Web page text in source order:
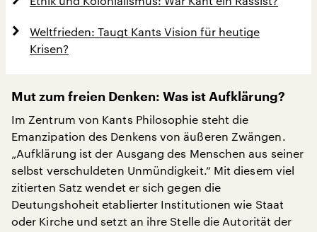
Weltfrieden: Taugt Kants Vision für heutige
Krisen?
Mut zum freien Denken: Was ist Aufklärung?
Im Zentrum von Kants Philosophie steht die
Emanzipation des Denkens von äußeren Zwängen.
„Aufklärung ist der Ausgang des Menschen aus seiner
selbst verschuldeten Unmündigkeit.“ Mit diesem viel
zitierten Satz wendet er sich gegen die
Deutungshoheit etablierter Institutionen wie Staat
oder Kirche und setzt an ihre Stelle die Autorität der